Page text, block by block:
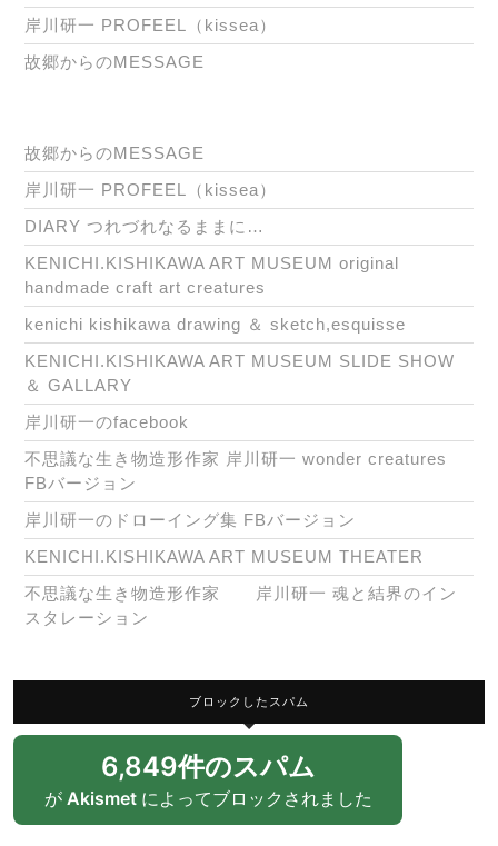
岸川研一 PROFEEL（kissea）
故郷からのMESSAGE
故郷からのMESSAGE
岸川研一 PROFEEL（kissea）
DIARY つれづれなるままに…
KENICHI.KISHIKAWA ART MUSEUM original
handmade craft art creatures
kenichi kishikawa drawing ＆ sketch,esquisse
KENICHI.KISHIKAWA ART MUSEUM SLIDE SHOW
＆ GALLARY
岸川研一のfacebook
不思議な生き物造形作家 岸川研一 wonder creatures
FBバージョン
岸川研一のドローイング集 FBバージョン
KENICHI.KISHIKAWA ART MUSEUM THEATER
不思議な生き物造形作家 岸川研一 魂と結界のイン
スタレーション
ブロックしたスパム
6,849件のスパム
が Akismetによってブロックされました